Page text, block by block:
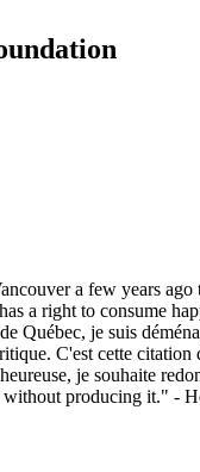
a few years
a right to consume
je suis
C'est cette
je souhaite
without producing it." -